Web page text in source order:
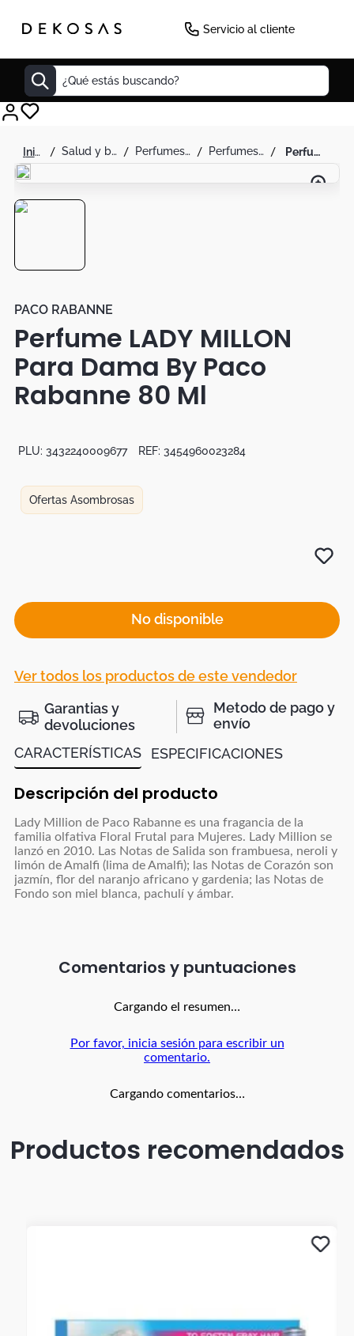
Servicio al cliente
¿Qué estás buscando?
salud y belleza perfumes y splash perfumes para mujer perfume lady millon para dama by paco rabanne 80 ml
PACO RABANNE
Perfume LADY MILLON
Para Dama By Paco
Rabanne 80 Ml
PLU: 3432240009677 REF: 3454960023284
Ofertas Asombrosas
No disponible
Ver todos los productos de este vendedor
Garantias y
devoluciones
Metodo de pago y
envío
CARACTERÍSTICAS
ESPECIFICACIONES
Descripción del producto
Lady Million de Paco Rabanne es una fragancia de la
familia olfativa Floral Frutal para Mujeres. Lady Million se
lanzó en 2010. Las Notas de Salida son frambuesa, neroli y
limón de Amalfi (lima de Amalfi); las Notas de Corazón son
jazmín, flor del naranjo africano y gardenia; las Notas de
Fondo son miel blanca, pachulí y ámbar.
Comentarios
Cargando el resumen…
Por favor, inicia sesión para escribir un
comentario.
Cargando comentarios…
Productos recomendados
Decoracion
Cuadro
Sillas
Duvet
Botas
Dko